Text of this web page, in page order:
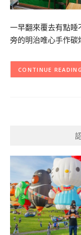
一早翻來覆去有點
旁的明治唯心手作
CONTINUE READING